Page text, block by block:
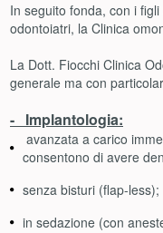
In seguito fonda, con i
odontoiatri, la Clinica
La Dott. Fiocchi Clinica
generale ma con
- Implantologia:
avanzata a carico
consentono di avere
senza bisturi (flap-less);
in sedazione (con